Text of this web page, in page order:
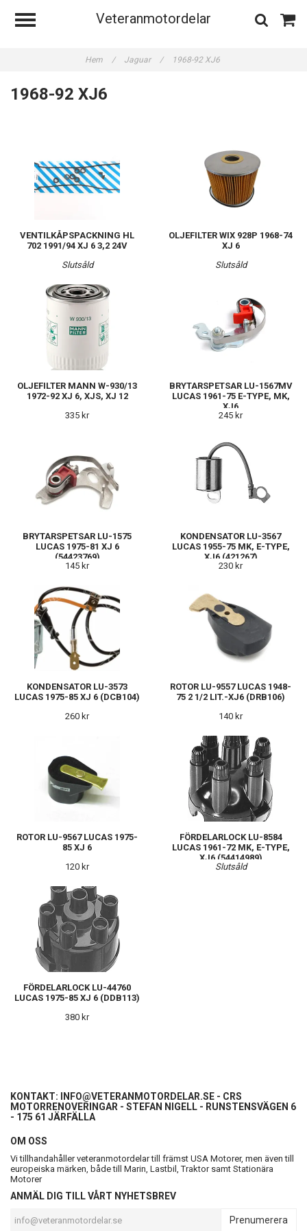
Veteranmotordelar
Hem / Jaguar / 1968-92 XJ6
1968-92 XJ6
VENTILKÅPSPACKNING HL
702 1991/94 XJ 6 3,2 24V
Slutsåld
OLJEFILTER WIX 928P 1968-74
XJ 6
Slutsåld
OLJEFILTER MANN W-930/13
1972-92 XJ 6, XJS, XJ 12
335 kr
BRYTARSPETSAR LU-1567MV
LUCAS 1961-75 E-TYPE, MK,
XJ6
245 kr
BRYTARSPETSAR LU-1575
LUCAS 1975-81 XJ 6
(54423769)
145 kr
KONDENSATOR LU-3567
LUCAS 1955-75 MK, E-TYPE,
XJ6 (421267)
230 kr
KONDENSATOR LU-3573
LUCAS 1975-85 XJ 6 (DCB104)
260 kr
ROTOR LU-9557 LUCAS 1948-
75 2 1/2 LIT.-XJ6 (DRB106)
140 kr
ROTOR LU-9567 LUCAS 1975-
85 XJ 6
120 kr
FÖRDELARLOCK LU-8584
LUCAS 1961-72 MK, E-TYPE,
XJ6 (54414989)
Slutsåld
FÖRDELARLOCK LU-44760
LUCAS 1975-85 XJ 6 (DDB113)
380 kr
KONTAKT: INFO@VETERANMOTORDELAR.SE - CRS
MOTORRENOVERINGAR - STEFAN NIGELL - RUNSTENSVÄGEN 6
- 175 61 JÄRFÄLLA
OM OSS
Vi tillhandahåller veteranmotordelar till främst USA Motorer, men även till
europeiska märken, både till Marin, Lastbil, Traktor samt Stationära
Motorer
ANMÄL DIG TILL VÅRT NYHETSBREV
Prenumerera